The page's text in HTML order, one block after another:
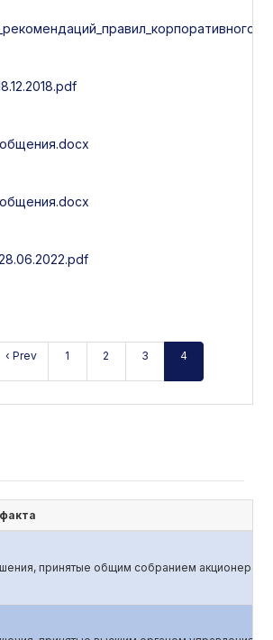
‹ Prev 1 2 3 4
принятые общим собранием акционеров